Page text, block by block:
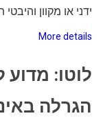
ידני או מקוון
More details
לוטו: מדוע
הגרלה